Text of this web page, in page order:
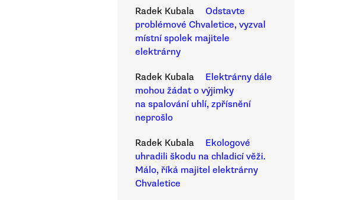
Radek Kubala
Odstavte
problémové Chvaletice, vyzval
místní spolek majitele
elektrárny
Radek Kubala
Elektrárny dále
mohou žádat o výjimky
na spalování uhlí, zpřísnění
neprošlo
Radek Kubala
Ekologové
uhradili škodu na chladicí věži.
Málo, říká majitel elektrárny
Chvaletice